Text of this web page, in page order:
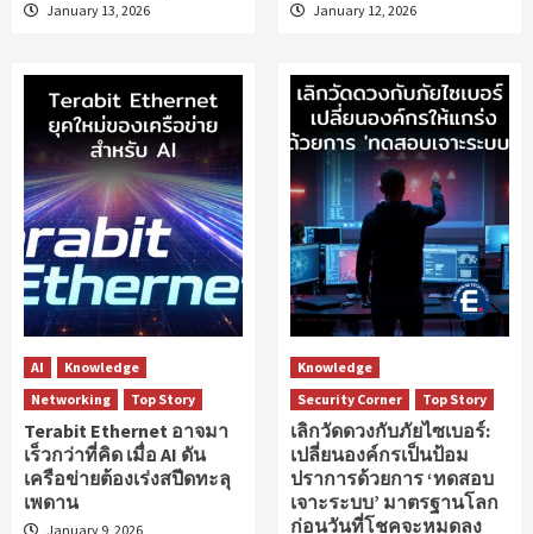
January 13, 2026 January 12, 2026
AI
Knowledge
Networking
Top Story
Terabit Ethernet อาจมา
เร็วกว่าที่คิด เมื่อ AI ดัน
เครือข่ายต้องเร่งสปีดทะลุ
เพดาน
January 9, 2026
Knowledge
Security Corner
Top Story
เลิกวัดดวงกับภัยไซเบอร์:
เปลี่ยนองค์กรเป็นป้อม
ปราการด้วยการ ‘ทดสอบ
เจาะระบบ’ มาตรฐานโลก
ก่อนวันที่โชคจะหมดลง